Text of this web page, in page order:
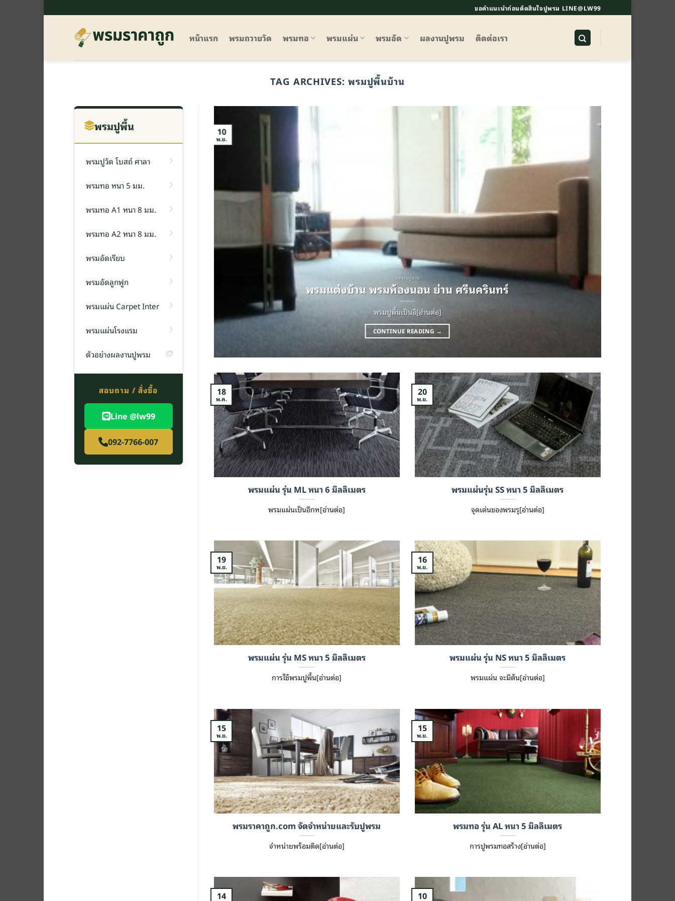
ไป
ขอคำแนะนำก่อนตัดสินใจปูพรม LINE@LW99
หน้าแรก พรมถวายวัด พรมทอ พรมแผ่น พรมอัด ผลงานปูพรม ติดต่อเรา
TAG ARCHIVES: พรมปูพื้นบ้าน
พรมปูพื้น
พรมปูวัด โบสถ์ ศาลา
พรมทอ หนา 5 มม.
พรมทอ A1 หนา 8 มม.
พรมทอ A2 หนา 8 มม.
พรมอัดเรียบ
พรมอัดลูกฟูก
พรมแผ่น Carpet Inter
พรมแผ่นโรงแรม
ตัวอย่างผลงานปูพรม
สอบถาม / สั่งซื้อ
Line @lw99
092-7766-007
ผลงานปูพรม
พรมแต่งบ้าน พรมห้องนอน ย่าน ศรีนครินทร์
พรมปูพื้นเป็นอี[อ่านต่อ]
CONTINUE READING →
10
พ.ย.
หนา 6 มิลลิเมตร
พรมแผ่น รุ่น ML หนา 6 มิลลิเมตร
พรมแผ่นเป็นอีกห[อ่านต่อ]
18
พ.ค.
พรมแผ่นรุ่น SS หนา 5 มิลลิเมตร
จุดเด่นของพรมรุ[อ่านต่อ]
20
พ.ย.
พรมแผ่น รุ่น MS หนา 5 มิลลิเมตร
การใช้พรมปูพื้น[อ่านต่อ]
19
พ.ย.
พรมแผ่น รุ่น NS หนา 5 มิลลิเมตร
พรมแผ่น จะมีต้น[อ่านต่อ]
16
พ.ย.
พรมราคาถูก.com จัดจำหน่ายและรับปูพรม
จำหน่ายพร้อมติด[อ่านต่อ]
15
พ.ย.
พรมทอ รุ่น AL หนา 5 มิลลิเมตร
การปูพรมทอสร้าง[อ่านต่อ]
15
พ.ย.
14 10